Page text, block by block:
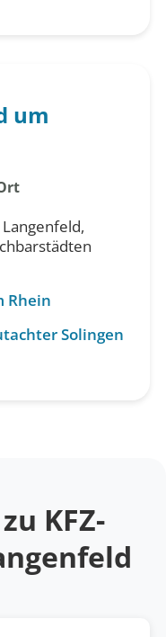
um
Rhein
Solingen
KFZ-